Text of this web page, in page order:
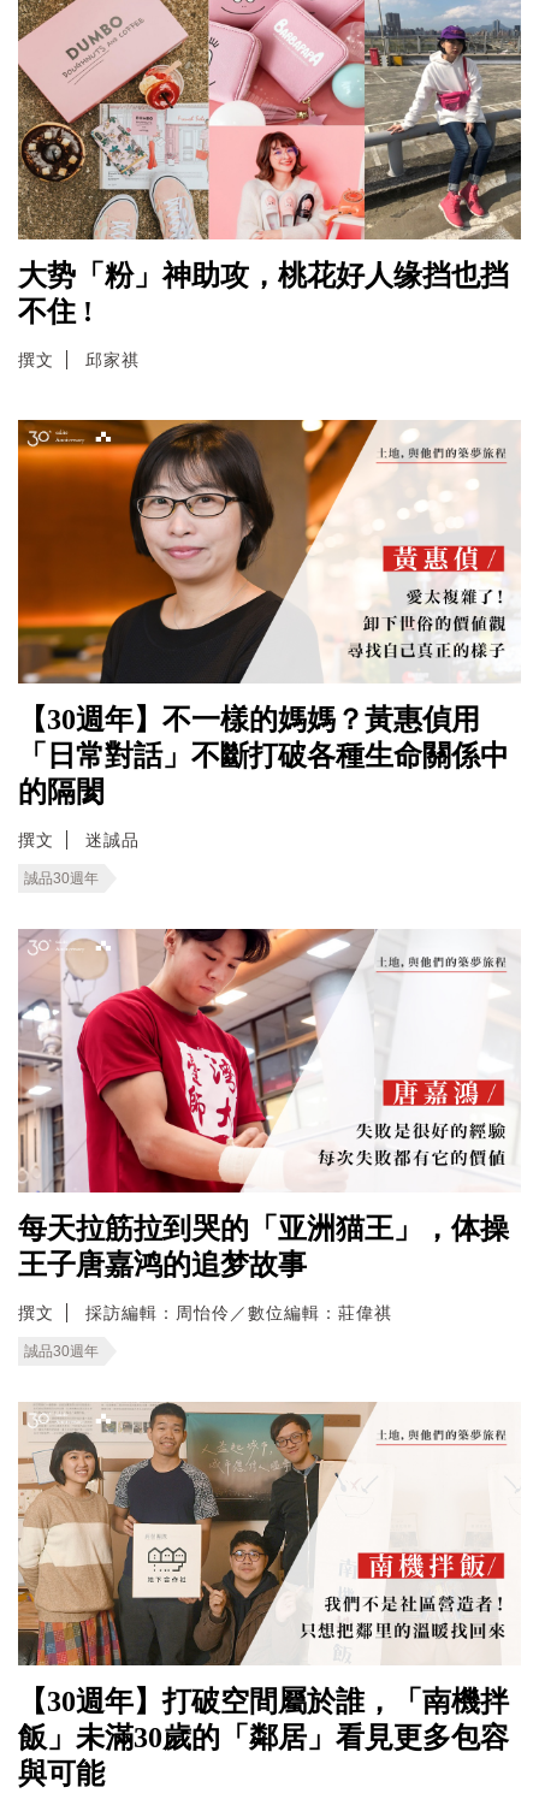
大势「粉」神助攻，桃花好人缘挡也挡
不住 !
撰文 邱家祺
【30週年】不一樣的媽媽？黃惠偵用
「日常對話」不斷打破各種生命關係中
的隔閡
撰文 迷誠品
誠品30週年
每天拉筋拉到哭的「亚洲猫王」，体操
王子唐嘉鸿的追梦故事
撰文 採訪編輯：周怡伶／數位編輯：莊偉祺
誠品30週年
【30週年】打破空間屬於誰，「南機拌
飯」未滿30歲的「鄰居」看見更多包容
與可能